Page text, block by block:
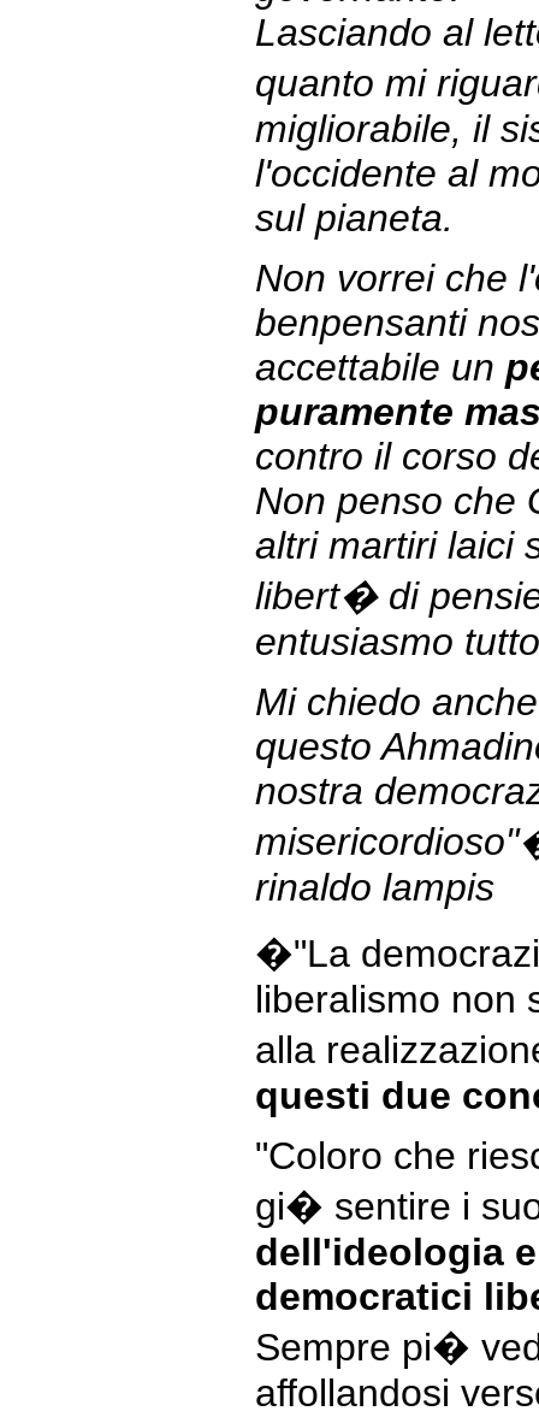
Lasciando al
quanto mi
migliorabile, il
l'occidente al
sul pianeta.
Non vorrei che
benpensanti
accettabile un
puramente
contro il corso
Non penso che
altri martiri laici
libert� di
entusiasmo
Mi chiedo
questo
nostra
rinaldo lampis
�"La
liberalismo non
alla
questi due
"Coloro che
gi� sentire i
dell'ideologia
democratici
Sempre pi�
affollandosi